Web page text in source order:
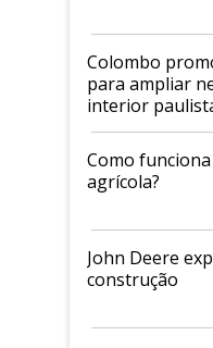
Colombo
para ampliar
interior
Como
agrícola?
John Deere
construção